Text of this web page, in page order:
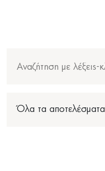
Όλα τα αποτελέσματα